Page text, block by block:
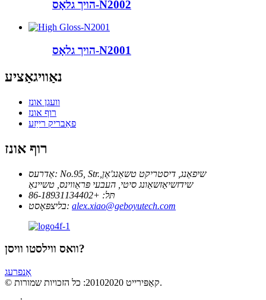
הויך גלאָס-N2002
הויך גלאָס-N2001
נאַוויגאַציע
וועגן אונז
רוף אונז
פאַבריק רייַזע
רוף אונז
אַדרעס: No.95, Str.שיפאַנג, דיסטריקט טשאַנג'אַן,
שידזשיאַזשאַונג סיטי, העבעי פּראַווינס, טשיינאַ
תּל: +86-18931134402
בליצפּאָסט: alex.xiao@geboyutech.com
וואס ווילסטו וויסן?
אָנפרעג
© קאַפּירייט 20102020: כל הזכויות שמורות.